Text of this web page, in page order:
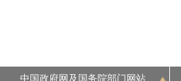
中国政府网及国务院部门网站